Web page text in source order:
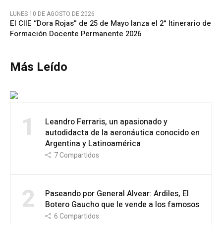
LUNES 10 DE AGOSTO DE 2026
El CIIE “Dora Rojas” de 25 de Mayo lanza el 2° Itinerario de
Formación Docente Permanente 2026
Más Leído
1
Leandro Ferraris, un apasionado y
autodidacta de la aeronáutica conocido en
Argentina y Latinoamérica
7Compartidos
2
Paseando por General Alvear: Ardiles, El
Botero Gaucho que le vende a los famosos
6Compartidos